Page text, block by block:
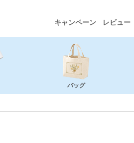
キャンペーン レビュー
バッグ